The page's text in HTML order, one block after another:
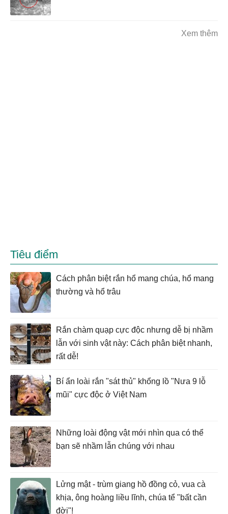
Xem thêm
Tiêu điểm
Cách phân biệt rắn hổ mang chúa, hổ mang
thường và hổ trâu
Rắn chàm quạp cực độc nhưng dễ bị nhầm
lẫn với sinh vật này: Cách phân biệt nhanh,
rất dễ!
Bí ẩn loài rắn "sát thủ" khổng lồ "Nưa 9 lỗ
mũi" cực độc ở Việt Nam
Những loài động vật mới nhìn qua có thể
bạn sẽ nhầm lẫn chúng với nhau
Lửng mật - trùm giang hồ đồng cỏ, vua cà
khịa, ông hoàng liều lĩnh, chúa tể "bất cần
đời"!